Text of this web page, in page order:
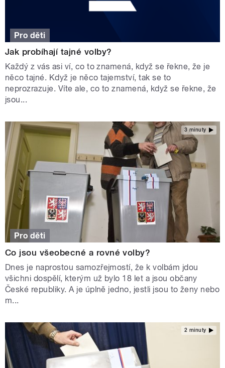
Pro děti
Jak probíhají tajné volby?
Každý z vás asi ví, co to znamená, když se řekne, že je
něco tajné. Když je něco tajemství, tak se to
neprozrazuje. Víte ale, co to znamená, když se řekne, že
jsou...
3 minuty
Pro děti
Co jsou všeobecné a rovné volby?
Dnes je naprostou samozřejmostí, že k volbám jdou
všichni dospělí, kterým už bylo 18 let a jsou občany
České republiky. A je úplně jedno, jestli jsou to ženy nebo
m...
2 minuty